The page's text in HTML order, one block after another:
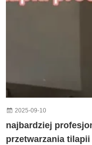
2025-09-10
najbardziej
przetwarzania tilapii